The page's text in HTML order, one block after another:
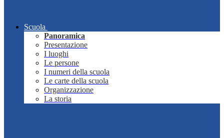
Scuola
Panoramica
Presentazione
I luoghi
Le persone
I numeri della scuola
Le carte della scuola
Organizzazione
La storia